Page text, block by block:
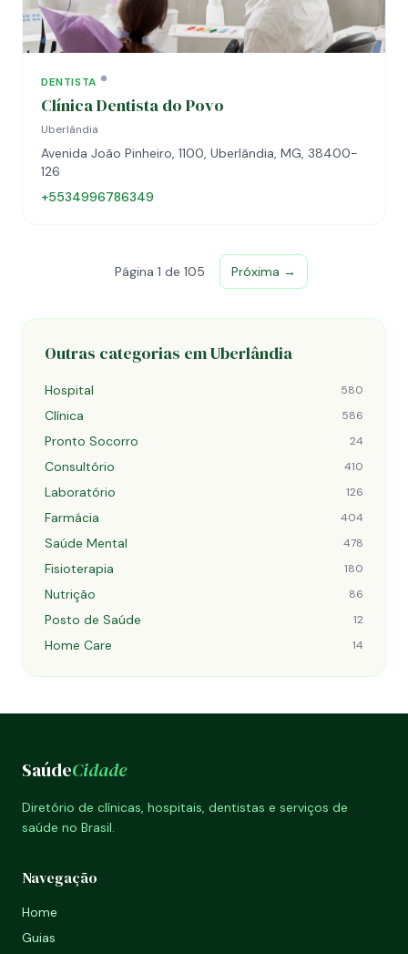
DENTISTA
Clínica Dentista do Povo
Uberlândia
Avenida João Pinheiro, 1100, Uberlândia, MG, 38400-
126
+5534996786349
Página 1 de 105 Próxima →
Outras categorias em Uberlândia
Hospital 580
Clínica 586
Pronto Socorro 24
Consultório 410
Laboratório 126
Farmácia 404
Saúde Mental 478
Fisioterapia 180
Nutrição 86
Posto de Saúde 12
Home Care 14
SaúdeCidade
Diretório de clínicas, hospitais, dentistas e serviços de
saúde no Brasil.
Navegação
Home
Guias